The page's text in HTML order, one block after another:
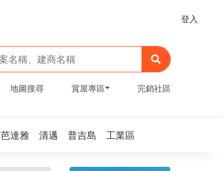
登入
地圖搜尋 賞屋專區 完銷社區
芭達雅 清邁 普吉島 工業區